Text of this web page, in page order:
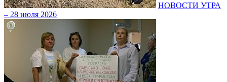
НОВОСТИ УТРА
– 28 июля 2026